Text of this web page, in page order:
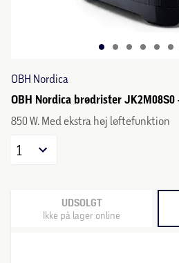
OBH Nordica
OBH Nordica brødrister JK2M08S0
850 W. Med ekstra høj løftefunktion
1
UDSOLGT
Ikke på lager online